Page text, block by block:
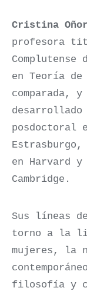
Cristina
profesora
Complutense
en Teoría
comparada,
posdoctoral
Estrasburgo,
en Harvard
Cambridge.
Sus líneas
torno a la
mujeres, la
filosofía y